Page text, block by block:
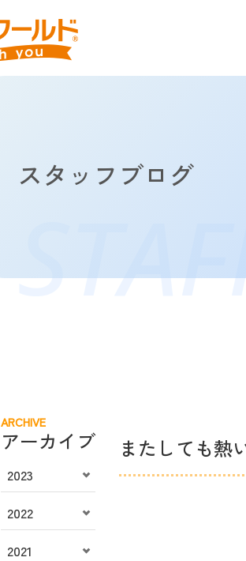
スタッフブログ
またしても熱
ARCHIVE
アーカイブ
2023
2022
2021